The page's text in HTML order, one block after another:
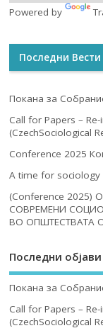
Powered by
Последни Вести
Покана за
Call for Papers –
(CzechSociological
Conference 2025
A time for sociology
(Conference
СОВРЕМЕНИ
ВО ОПШТЕСТВАТА
Последни објави
Покана за
Call for Papers –
(CzechSociological